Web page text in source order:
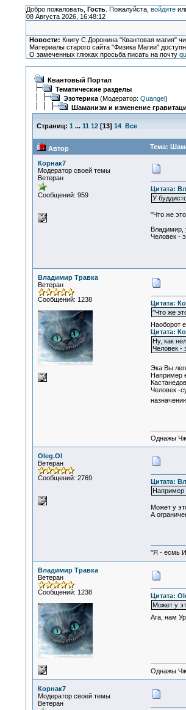
Добро пожаловать, Гость. Пожалуйста, войдите
08 Августа 2026, 16:48:12
Новости: Книгу С.Доронина "Квантовая магия"
Материалы старого сайта "Физика Магии"
О замеченных глюках просьба писать на почту
Квантовый Портал
Тематические разделы
Эзотерика(Модератор: Quangel)
Шаманизм и изменение
Страниц: 1 ... 11 12[13] 14 Все
Автор Тема:
Корнак7
Модератор своей темы
Ветеран
Сообщений: 959
Цитата:
У
"Что же
Владимир,
Человек -
Владимир Травка
Ветеран
Сообщений: 1238
Цитата:
"Что же
Наоборот
Цитата:
Ну, как
Человек -
Эка Вы
Например
Человек -
Однажы
Oleg.Ol
Ветеран
Сообщений: 2769
Цитата:
Например
Может у
А
"Я - есмь
Владимир Травка
Ветеран
Сообщений: 1238
Цитата:
Может у
Ага, нам
Однажы
Корнак7
Модератор своей темы
Ветеран